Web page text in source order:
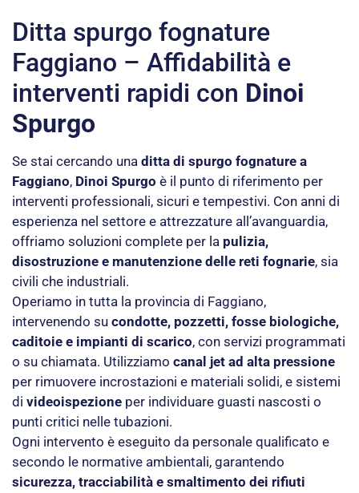
Ditta spurgo fognature
Faggiano – Affidabilità e
interventi rapidi con Dinoi
Spurgo
Se stai cercando una ditta di spurgo fognature a
Faggiano, Dinoi Spurgo è il punto di riferimento per
interventi professionali, sicuri e tempestivi. Con anni di
esperienza nel settore e attrezzature all’avanguardia,
offriamo soluzioni complete per la pulizia,
disostruzione e manutenzione delle reti fognarie, sia
civili che industriali.
Operiamo in tutta la provincia di Faggiano,
intervenendo su condotte, pozzetti, fosse biologiche,
caditoie e impianti di scarico, con servizi programmati
o su chiamata. Utilizziamo canal jet ad alta pressione
per rimuovere incrostazioni e materiali solidi, e sistemi
di videoispezione per individuare guasti nascosti o
punti critici nelle tubazioni.
Ogni intervento è eseguito da personale qualificato e
secondo le normative ambientali, garantendo
sicurezza, tracciabilità e smaltimento dei rifiuti